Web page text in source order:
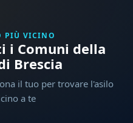
PIÙ VICINO
i Comuni della
Brescia
il tuo per trovare l'asilo
a te